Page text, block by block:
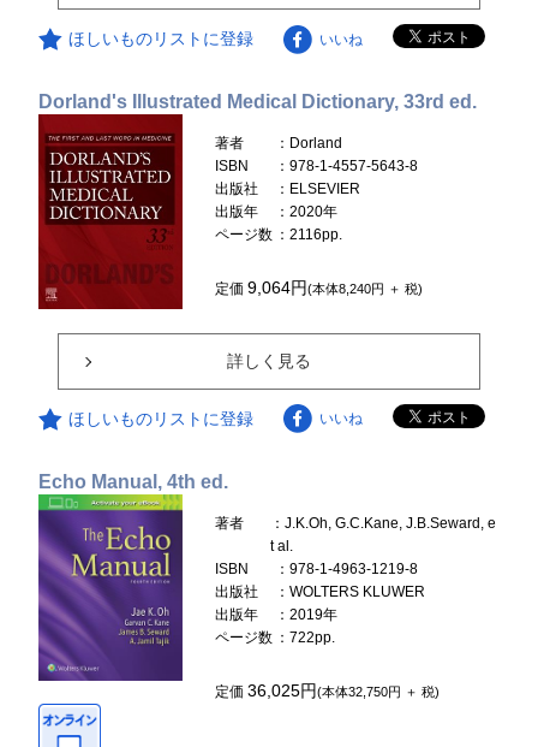
ほしいものリストに登録 いいね
Dorland's Illustrated Medical Dictionary, 33rd ed.
著者
：Dorland
ISBN
：978-1-4557-5643-8
出版社
：ELSEVIER
出版年
：2020年
ページ数 ：2116pp.
定価9,064円(本体8,240円 ＋ 税)
詳しく見る
ほしいものリストに登録 いいね
Echo Manual, 4th ed.
著者
：J.K.Oh, G.C.Kane, J.B.Seward, e
t al.
ISBN
：978-1-4963-1219-8
出版社
：WOLTERS KLUWER
出版年
：2019年
ページ数 ：722pp.
定価36,025円(本体32,750円 ＋ 税)